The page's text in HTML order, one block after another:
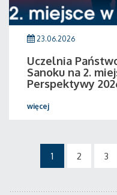
23.06.2026
Uczelnia
Sanoku na 2.
Perspektywy
więcej
1 2 3